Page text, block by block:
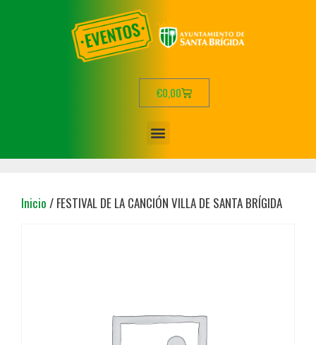
€0,00
Inicio / FESTIVAL DE LA CANCIÓN VILLA DE SANTA BRÍGIDA